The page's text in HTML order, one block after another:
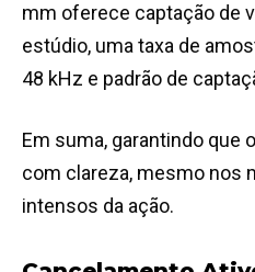
mm oferece captação de
estúdio, uma taxa de
48 kHz e padrão de
Em suma, garantindo que
com clareza, mesmo nos
intensos da ação.